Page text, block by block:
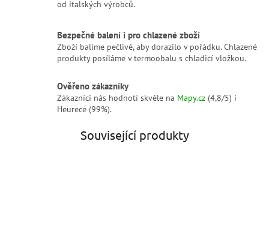
od italských výrobců.
Bezpečné balení i pro chlazené zboží
Zboží balíme pečlivě, aby dorazilo v pořádku. Chlazené
produkty posíláme v termoobalu s chladicí vložkou.
Ověřeno zákazníky
Zákazníci nás hodnotí skvěle na Mapy.cz (4,8/5) i
Heurece (99%).
Související produkty